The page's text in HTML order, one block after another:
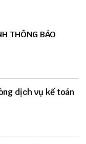
THÔNG BÁO
dịch vụ kế toán